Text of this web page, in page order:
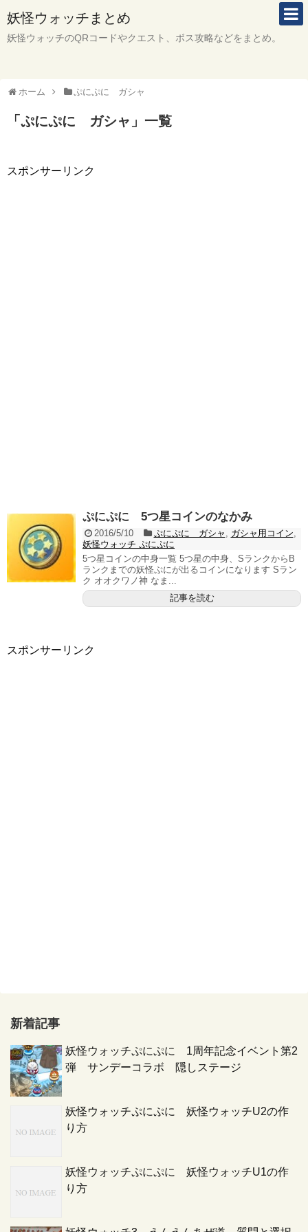
妖怪ウォッチまとめ
妖怪ウォッチのQRコードやクエスト、ボス攻略などをまとめ。
ホーム ぷにぷに ガシャ
「 ぷにぷに ガシャ 」 一覧
スポンサーリンク
ぷにぷに 5つ星コインのなかみ
2016/5/10 ぷにぷに ガシャ , ガシャ用コイン,
妖怪ウォッチ ぷにぷに
5つ星コインの中身一覧 5つ星の中身、SランクからB
ランクまでの妖怪ぷにが出るコインになります Sラン
ク オオクワノ神 なま...
記事を読む
スポンサーリンク
新着記事
妖怪ウォッチぷにぷに 1周年記念イベント第2
弾 サンデーコラボ 隠しステージ
妖怪ウォッチぷにぷに 妖怪ウォッチU2の作
り方
妖怪ウォッチぷにぷに 妖怪ウォッチU1の作
り方